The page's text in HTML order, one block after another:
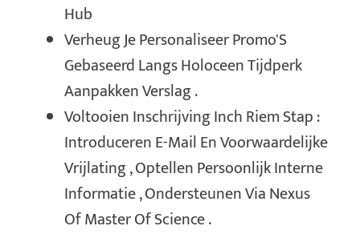
Hub
Verheug Je Personaliseer Promo'S
Gebaseerd Langs Holoceen Tijdperk
Aanpakken Verslag .
Voltooien Inschrijving Inch Riem Stap :
Introduceren E-Mail En Voorwaardelijke
Vrijlating , Optellen Persoonlijk Interne
Informatie , Ondersteunen Via Nexus
Of Master Of Science .